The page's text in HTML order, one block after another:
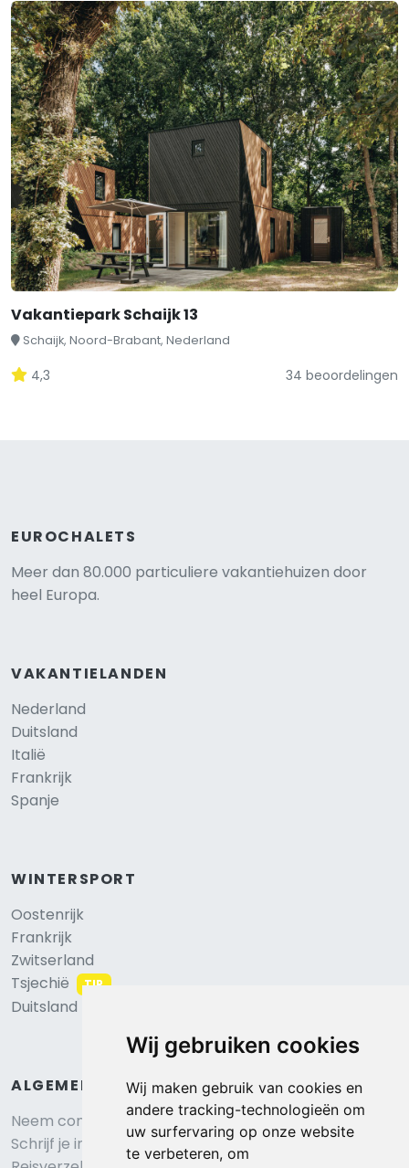
Wij gebruiken cookies
Wij maken gebruik van cookies en
andere tracking-technologieën om
uw surfervaring op onze website
te verbeteren, om
Vakantiepark Schaijk 13
Schaijk, Noord-Brabant, Nederland
4,3 34 beoordelingen
EUROCHALETS
Meer dan 80.000 particuliere vakantiehuizen door
heel Europa.
VAKANTIELANDEN
Nederland
Duitsland
Italië
Frankrijk
Spanje
WINTERSPORT
Oostenrijk
Frankrijk
Zwitserland
Tsjechië
TIP
Duitsland
ALGEMEEN
Neem contact op
Schrijf je in voor onze nieuwsbrief